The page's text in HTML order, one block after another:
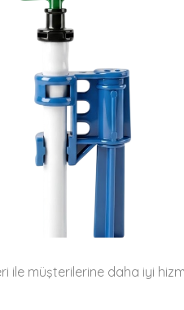
ile müşterilerine daha iyi